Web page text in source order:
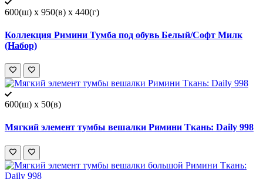
600(ш) x 950(в) x 440(г)
Коллекция Римини Тумба под обувь Белый/Софт Милк
(Набор)
600(ш) x 50(в)
Мягкий элемент тумбы вешалки Римини Ткань: Daily 998